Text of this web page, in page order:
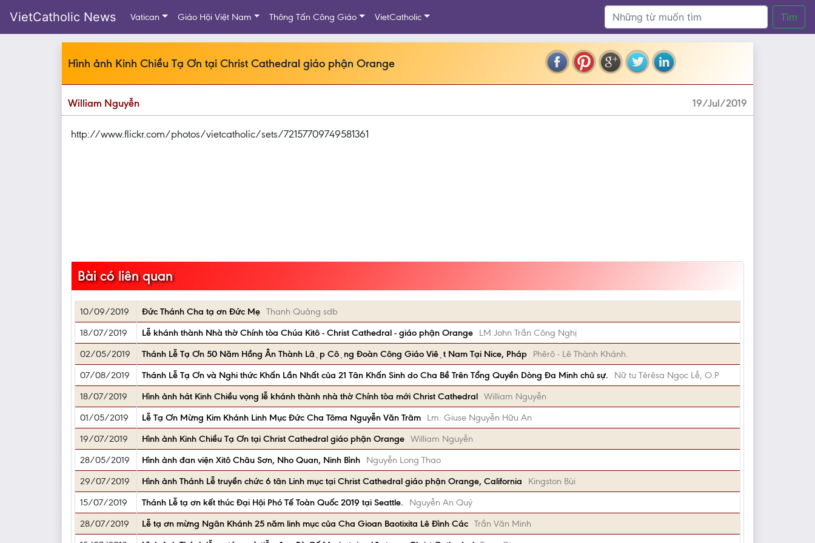
VietCatholic News Vatican Giáo Hội Việt Nam Thông Tấn Công Giáo VietCatholic Tìm
Hình ảnh Kinh Chiều Tạ Ơn tại Christ Cathedral giáo phận Orange
William Nguyễn 19/Jul/2019
http://www.flickr.com/photos/vietcatholic/sets/72157709749581361
Bài có liên quan
10/09/2019 Đức Thánh Cha tạ ơn Đức Mẹ Thanh Quảng sdb
18/07/2019
Lễ khánh thành Nhà thờ Chính tòa Chúa Kitô - Christ Cathedral - giáo phận Orange
LM John Trần Công Nghị
02/05/2019
Thánh Lễ Tạ Ơn 50 Năm Hồng Ân Thành Lập Cộng Đoàn Công Giáo Việt Nam Tại Nice, Pháp
Phêrô - Lê Thành Khánh.
07/08/2019
Thánh Lễ Tạ Ơn và Nghi thức Khấn Lần Nhất của 21 Tân Khấn Sinh do Cha Bề Trên Tổng Quyền Dòng Đa Minh chủ sự.
Nữ tu Têrêsa Ngọc Lễ, O.P
18/07/2019
Hình ảnh hát Kinh Chiều vọng lễ khánh thành nhà thờ Chính tòa mới Christ Cathedral William Nguyễn
01/05/2019
Lễ Tạ Ơn Mừng Kim Khánh Linh Mục Đức Cha Tôma Nguyễn Văn Trâm
Lm. Giuse Nguyễn Hữu An
19/07/2019
Hình ảnh Kinh Chiều Tạ Ơn tại Christ Cathedral giáo phận Orange William Nguyễn
28/05/2019
Hình ảnh đan viện Xitô Châu Sơn, Nho Quan, Ninh Bình
Nguyễn Long Thao
29/07/2019
Hình ảnh Thánh Lễ truyền chức 6 tân Linh mục tại Christ Cathedral giáo phận Orange, California
Kingston Bùi
15/07/2019
Thánh Lễ tạ ơn kết thúc Đại Hội Phó Tế Toàn Quốc 2019 tại Seattle.
Nguyễn An Quý
28/07/2019
Lễ tạ ơn mừng Ngân Khánh 25 năm linh mục của Cha Gioan Baotixita Lê Đình Các Trần Văn Minh